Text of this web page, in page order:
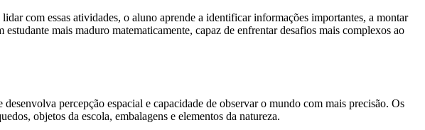
com essas atividades, o aluno aprende a identificar informações importantes, a montar
mais maduro matematicamente, capaz de enfrentar desafios mais complexos ao
percepção espacial e capacidade de observar o mundo com mais precisão. Os
objetos da escola, embalagens e elementos da natureza.